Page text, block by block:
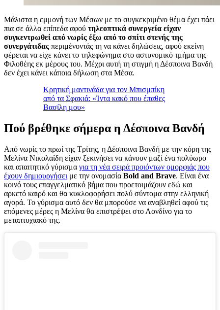
Μάλιστα η εμμονή των Μέσων με το συγκεκριμένο θέμα έχει πάει
πια σε άλλα επίπεδα αφού τηλεοπτικά συνεργεία είχαν
συγκεντρωθεί από νωρίς έξω από το σπίτι στενής της
συνεργάτιδας περιμένοντάς τη να κάνει δηλώσεις, αφού εκείνη
φέρεται να είχε κάνει το τηλεφώνημα στο αστυνομικό τμήμα της
Φιλοθέης εκ μέρους του. Μέχρι αυτή τη στιγμή η Δέσποινα Βανδή
δεν έχει κάνει κάποια δήλωση στα Μέσα.
Κρητική μαντινάδα για τον Μπισμπίκη
από τα Σφακιά: «Ίντα κακό που έπαθες
Βασίλη μου»
Πού βρέθηκε σήμερα η Δέσποινα Βανδή
Από νωρίς το πρωί της Τρίτης, η Δέσποινα Βανδή με την κόρη της
Μελίνα Νικολαΐδη είχαν ξεκινήσει να κάνουν μαζί ένα πολύωρο
και απαιτητικό γύρισμα για τη νέα σειρά προιόντων ομορφιάς που
έχουν δημιουργήσει με την ονομασία Bold and Brave. Είναι ένα
κοινό τους επαγγελματικό βήμα που προετοιμάζουν εδώ και
αρκετό καιρό και θα κυκλοφορήσει πολύ σύντομα στην ελληνική
αγορά. Το γύρισμα αυτό δεν θα μπορούσε να αναβληθεί αφού τις
επόμενες μέρες η Μελίνα θα επιστρέψει στο Λονδίνο για το
μεταπτυχιακό της.